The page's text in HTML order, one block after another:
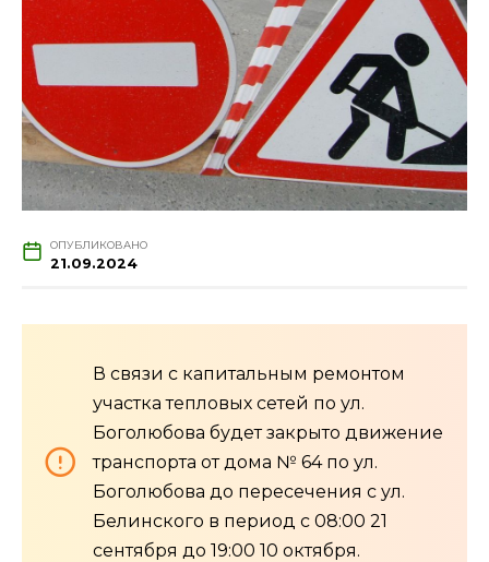
ОПУБЛИКОВАНО
21.09.2024
В связи с капитальным ремонтом
участка тепловых сетей по ул.
Боголюбова будет закрыто движение
транспорта от дома № 64 по ул.
Боголюбова до пересечения с ул.
Белинского в период с 08:00 21
сентября до 19:00 10 октября.